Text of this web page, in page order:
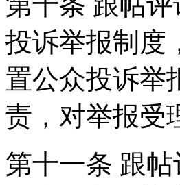
投诉举报制度
置公众投诉举
责，对举报受
第十一条 跟